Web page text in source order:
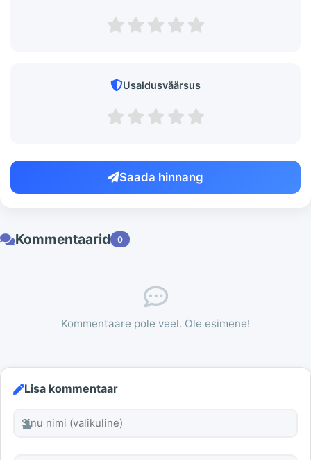
Usaldusväärsus
Saada hinnang
Kommentaarid 0
Kommentaare pole veel. Ole esimene!
Lisa kommentaar